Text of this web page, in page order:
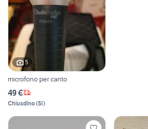
5
microfono per canto
49 €
Chiusdino(SI)